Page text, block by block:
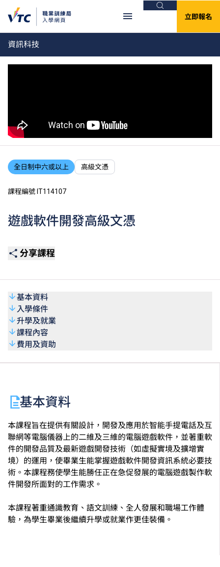
搜尋
立即報名
資訊科技
全日制中六或以上 高級文憑
課程編號 IT114107
遊戲軟件開發高級文憑
分享課程
基本資料
入學條件
升學及就業
課程內容
費用及資助
基本資料
本課程旨在提供有關設計，開發及應用於智能手提電話及互
聯網等電腦儀器上的二維及三維的電腦遊戲軟件，並著重軟
件的開發品質及最新遊戲開發技術（如虛擬實境及擴增實
境）的運用，使畢業生能掌握遊戲軟件開發資訊系統必要技
術。本課程務使學生能勝任正在急促發展的電腦遊戲製作軟
件開發所面對的工作需求。
本課程著重通識教育、語文訓練、全人發展和職場工作體
驗，為學生畢業後繼續升學或就業作更佳裝備。